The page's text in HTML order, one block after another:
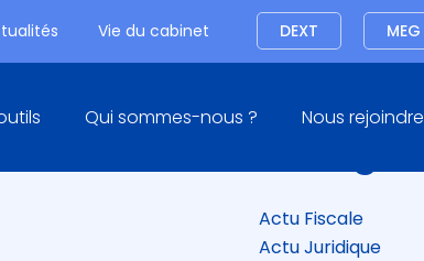
Vie du cabinet Connexion MEG
DEXT
Qui sommes-nous ? Nous rejoindre
Blog
Actu Fiscale
Actu Juridique